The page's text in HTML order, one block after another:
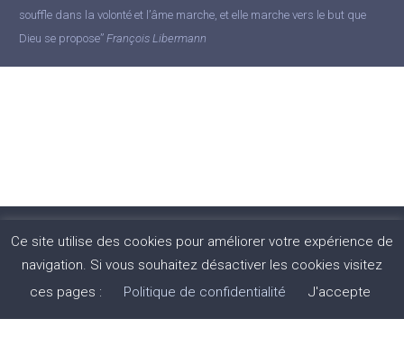
souffle dans la volonté et l’âme marche, et elle marche vers le but que
Dieu se propose” François Libermann
Ce site utilise des cookies pour améliorer votre expérience de
navigation. Si vous souhaitez désactiver les cookies visitez
ces pages :
Politique de confidentialité J'accepte